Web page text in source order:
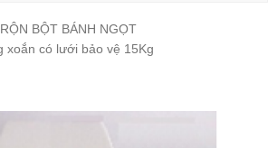
BỘT BÁNH NGỌT
xoắn có lưới bảo vệ 15Kg